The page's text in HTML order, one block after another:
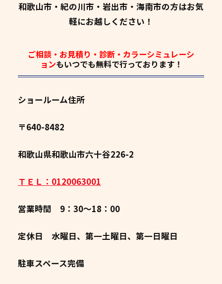
和歌山市・紀の川市・岩出市・海南市の方はお気
軽にお越しください！
ご相談・お見積り・診断・カラーシミュレーシ
ョンもいつでも無料で行っております！
ショールーム住所
〒640-8482
和歌山県和歌山市六十谷226-2
ＴＥＬ：0120063001
営業時間 9：30～18：00
定休日 水曜日、第一土曜日、第一日曜日
駐車スペース完備